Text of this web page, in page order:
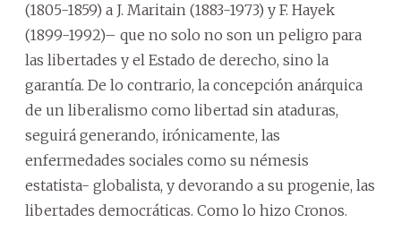
(1805-1859) a J. Maritain (1883-1973) y F. Hayek
(1899-1992)– que no solo no son un peligro para
las libertades y el Estado de derecho, sino la
garantía. De lo contrario, la concepción anárquica
de un liberalismo como libertad sin ataduras,
seguirá generando, irónicamente, las
enfermedades sociales como su némesis
estatista- globalista, y devorando a su progenie, las
libertades democráticas. Como lo hizo Cronos.